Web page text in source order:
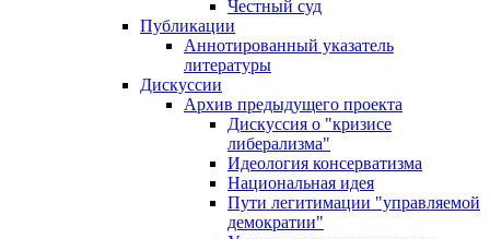
Честный суд
Публикации
Аннотированный указатель
литературы
Дискуссии
Архив предыдущего проекта
Дискуссия о "кризисе
либерализма"
Идеология консерватизма
Национальная идея
Пути легитимации "управляемой
демократии"